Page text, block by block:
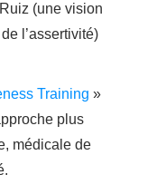
(une vision
l’assertivité)
Training »
plus
médicale de